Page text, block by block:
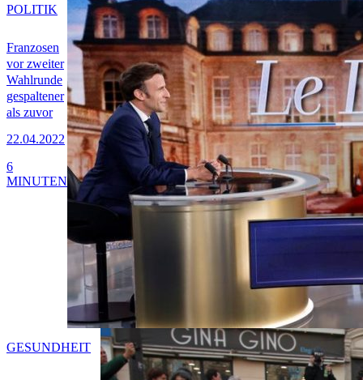
Franzosen
vor zweiter
Wahlrunde
gespaltener
als zuvor
22.04.2022
POLITIK
6
MINUTEN
GESUNDHEIT